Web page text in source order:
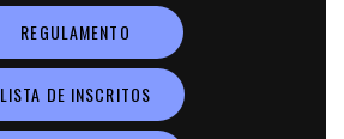
REGULAMENTO
LISTA DE INSCRITOS